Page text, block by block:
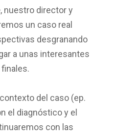
, nuestro director y
un caso real
desgranando
a unas interesantes
contexto del caso(ep.
el diagnóstico y el
con las